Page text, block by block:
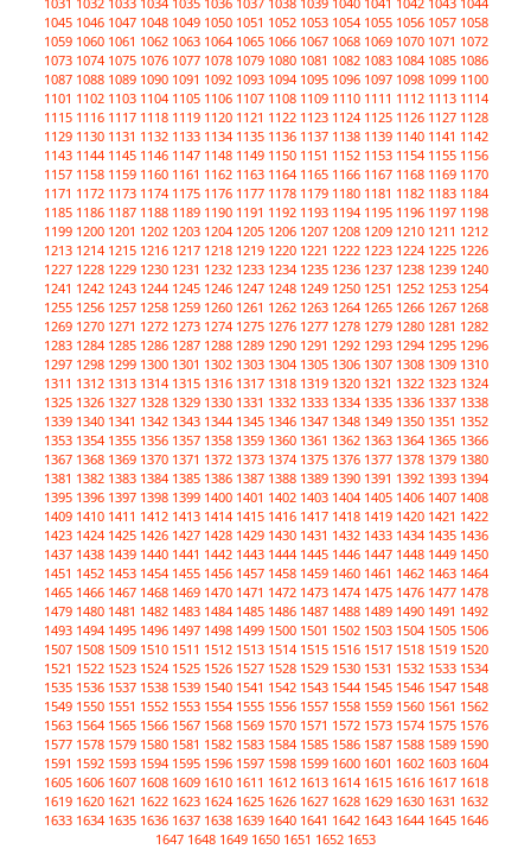
1045 1046 1047 1048 1049 1050 1051 1052 1053 1054 1055 1056 1057 1058
1059 1060 1061 1062 1063 1064 1065 1066 1067 1068 1069 1070 1071 1072
1073 1074 1075 1076 1077 1078 1079 1080 1081 1082 1083 1084 1085 1086
1087 1088 1089 1090 1091 1092 1093 1094 1095 1096 1097 1098 1099 1100
1101 1102 1103 1104 1105 1106 1107 1108 1109 1110 1111 1112 1113 1114
1115 1116 1117 1118 1119 1120 1121 1122 1123 1124 1125 1126 1127 1128
1129 1130 1131 1132 1133 1134 1135 1136 1137 1138 1139 1140 1141 1142
1143 1144 1145 1146 1147 1148 1149 1150 1151 1152 1153 1154 1155 1156
1157 1158 1159 1160 1161 1162 1163 1164 1165 1166 1167 1168 1169 1170
1171 1172 1173 1174 1175 1176 1177 1178 1179 1180 1181 1182 1183 1184
1185 1186 1187 1188 1189 1190 1191 1192 1193 1194 1195 1196 1197 1198
1199 1200 1201 1202 1203 1204 1205 1206 1207 1208 1209 1210 1211 1212
1213 1214 1215 1216 1217 1218 1219 1220 1221 1222 1223 1224 1225 1226
1227 1228 1229 1230 1231 1232 1233 1234 1235 1236 1237 1238 1239 1240
1241 1242 1243 1244 1245 1246 1247 1248 1249 1250 1251 1252 1253 1254
1255 1256 1257 1258 1259 1260 1261 1262 1263 1264 1265 1266 1267 1268
1269 1270 1271 1272 1273 1274 1275 1276 1277 1278 1279 1280 1281 1282
1283 1284 1285 1286 1287 1288 1289 1290 1291 1292 1293 1294 1295 1296
1297 1298 1299 1300 1301 1302 1303 1304 1305 1306 1307 1308 1309 1310
1311 1312 1313 1314 1315 1316 1317 1318 1319 1320 1321 1322 1323 1324
1325 1326 1327 1328 1329 1330 1331 1332 1333 1334 1335 1336 1337 1338
1339 1340 1341 1342 1343 1344 1345 1346 1347 1348 1349 1350 1351 1352
1353 1354 1355 1356 1357 1358 1359 1360 1361 1362 1363 1364 1365 1366
1367 1368 1369 1370 1371 1372 1373 1374 1375 1376 1377 1378 1379 1380
1381 1382 1383 1384 1385 1386 1387 1388 1389 1390 1391 1392 1393 1394
1395 1396 1397 1398 1399 1400 1401 1402 1403 1404 1405 1406 1407 1408
1409 1410 1411 1412 1413 1414 1415 1416 1417 1418 1419 1420 1421 1422
1423 1424 1425 1426 1427 1428 1429 1430 1431 1432 1433 1434 1435 1436
1437 1438 1439 1440 1441 1442 1443 1444 1445 1446 1447 1448 1449 1450
1451 1452 1453 1454 1455 1456 1457 1458 1459 1460 1461 1462 1463 1464
1465 1466 1467 1468 1469 1470 1471 1472 1473 1474 1475 1476 1477 1478
1479 1480 1481 1482 1483 1484 1485 1486 1487 1488 1489 1490 1491 1492
1493 1494 1495 1496 1497 1498 1499 1500 1501 1502 1503 1504 1505 1506
1507 1508 1509 1510 1511 1512 1513 1514 1515 1516 1517 1518 1519 1520
1521 1522 1523 1524 1525 1526 1527 1528 1529 1530 1531 1532 1533 1534
1535 1536 1537 1538 1539 1540 1541 1542 1543 1544 1545 1546 1547 1548
1549 1550 1551 1552 1553 1554 1555 1556 1557 1558 1559 1560 1561 1562
1563 1564 1565 1566 1567 1568 1569 1570 1571 1572 1573 1574 1575 1576
1577 1578 1579 1580 1581 1582 1583 1584 1585 1586 1587 1588 1589 1590
1591 1592 1593 1594 1595 1596 1597 1598 1599 1600 1601 1602 1603 1604
1605 1606 1607 1608 1609 1610 1611 1612 1613 1614 1615 1616 1617 1618
1619 1620 1621 1622 1623 1624 1625 1626 1627 1628 1629 1630 1631 1632
1633 1634 1635 1636 1637 1638 1639 1640 1641 1642 1643 1644 1645 1646
1647 1648 1649 1650 1651 1652 1653